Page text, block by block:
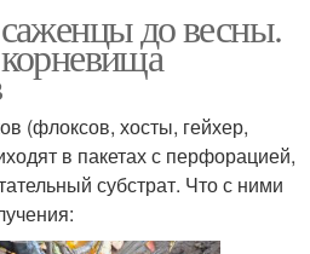
до весны.
(флоксов, хосты, гейхер,
в пакетах с перфорацией,
субстрат. Что с ними